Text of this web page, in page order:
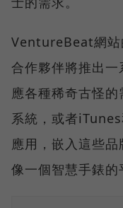
VentureBeat網站
合作夥伴將推出
應各種稀奇古怪
系統，或者
應用，嵌入這些
像一個智慧手錶的